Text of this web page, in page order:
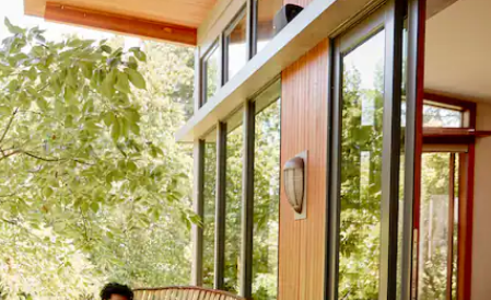
et vers le bas pour les parcourir ou en appuyant et en faisant glisser.